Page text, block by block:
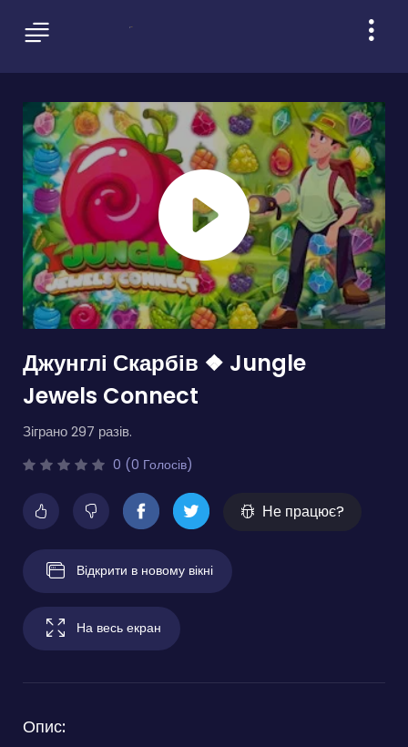
Джунглі Скарбів ❖ Jungle
Jewels Connect
Зіграно 297 разів.
0 (0 Голосів)
Не працює?
Відкрити в новому вікні
На весь екран
Опис: